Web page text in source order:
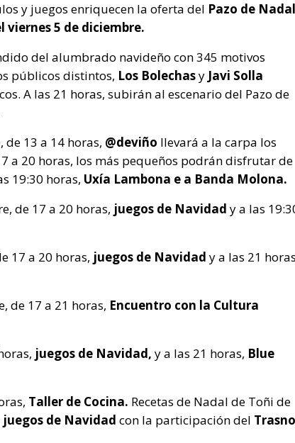
y juegos enriquecen la oferta del Pazo de Nadal
viernes 5 de diciembre.
del alumbrado navideño con 345 motivos
públicos distintos, Los Bolechasy Javi Solla
A las 21 horas, subirán al escenario del Pazo de
13 a 14 horas, @deviño llevará a la carpa los
a 20 horas, los más pequeños podrán disfrutar de
19:30 horas, Uxía Lambona e a Banda Molona.
de 17 a 20 horas, juegos de Navidad y a las
17 a 20 horas, juegos de Navidad y a las 21
de 17 a 21 horas, Encuentro con la Cultura
juegos de Navidad, y a las 21 horas, Blue
Taller de Cocina. Recetas de Nadal de Toñi de
juegos de Navidad con la participación del Trasno